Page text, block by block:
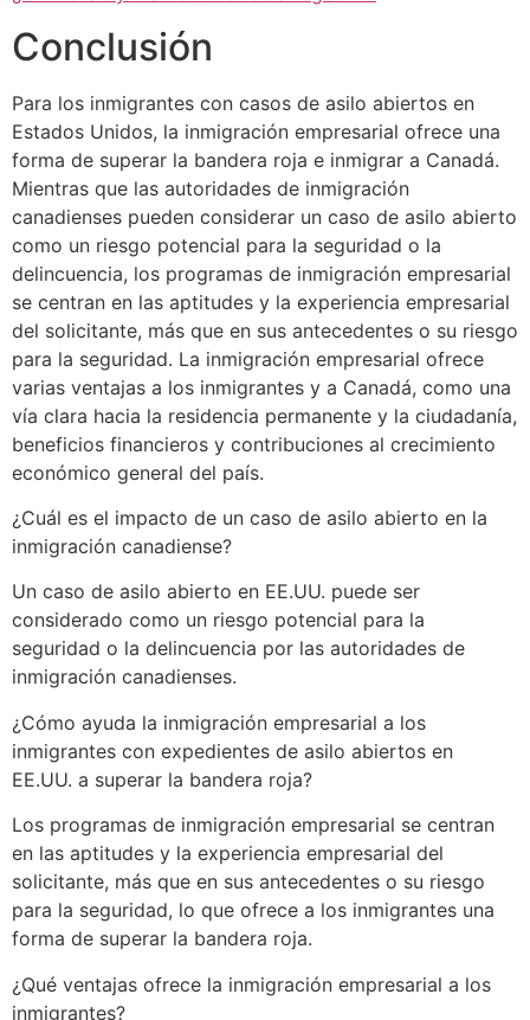
Conclusión
Para los inmigrantes con casos de asilo abiertos en
Estados Unidos, la inmigración empresarial ofrece una
forma de superar la bandera roja e inmigrar a Canadá.
Mientras que las autoridades de inmigración
canadienses pueden considerar un caso de asilo abierto
como un riesgo potencial para la seguridad o la
delincuencia, los programas de inmigración empresarial
se centran en las aptitudes y la experiencia empresarial
del solicitante, más que en sus antecedentes o su riesgo
para la seguridad. La inmigración empresarial ofrece
varias ventajas a los inmigrantes y a Canadá, como una
vía clara hacia la residencia permanente y la ciudadanía,
beneficios financieros y contribuciones al crecimiento
económico general del país.
¿Cuál es el impacto de un caso de asilo abierto en la
inmigración canadiense?
Un caso de asilo abierto en EE.UU. puede ser
considerado como un riesgo potencial para la
seguridad o la delincuencia por las autoridades de
inmigración canadienses.
¿Cómo ayuda la inmigración empresarial a los
inmigrantes con expedientes de asilo abiertos en
EE.UU. a superar la bandera roja?
Los programas de inmigración empresarial se centran
en las aptitudes y la experiencia empresarial del
solicitante, más que en sus antecedentes o su riesgo
para la seguridad, lo que ofrece a los inmigrantes una
forma de superar la bandera roja.
¿Qué ventajas ofrece la inmigración empresarial a los
inmigrantes?